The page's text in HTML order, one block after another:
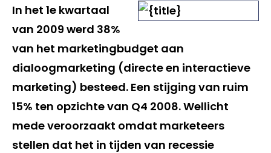
In het 1e kwartaal
van 2009 werd 38%
van het marketingbudget aan
dialoogmarketing (directe en interactieve
marketing) besteed. Een stijging van ruim
15% ten opzichte van Q4 2008. Wellicht
mede veroorzaakt omdat marketeers
stellen dat het in tijden van recessie